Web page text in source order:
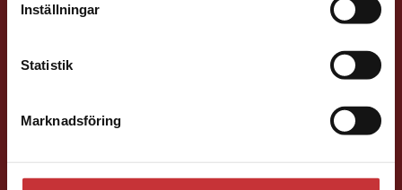
Inställningar
Statistik
Marknadsföring